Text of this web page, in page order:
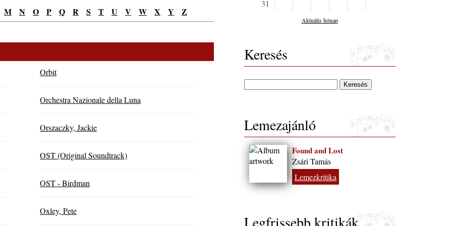
M N O P Q R S T U V W X Y Z
Orbit
Orchestra Nazionale della Luna
Orszaczky, Jackie
OST (Original Soundtrack)
OST - Birdman
Oxley, Pete
31
Aktuális hónap
Keresés
Lemezajánló
Found and Lost
Zsári Tamás
Lemezkritika
Legfrissebb kritikák